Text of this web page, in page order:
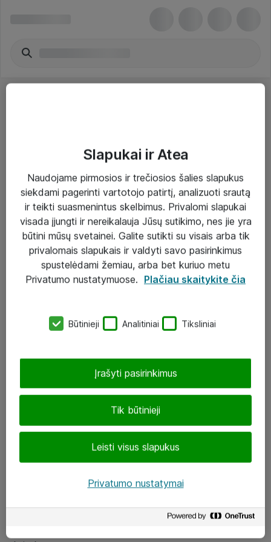
Paslaugos
Sprendimai
Įgyvendinti projektai
Atea ekspertų patarimai verslui
eShop@atea.lt
LinkedIn
Slapukai ir Atea
Naudojame pirmosios ir trečiosios šalies slapukus
siekdami pagerinti vartotojo patirtį, analizuoti srautą
ir teikti suasmenintus skelbimus. Privalomi slapukai
visada įjungti ir nereikalauja Jūsų sutikimo, nes jie yra
būtini mūsų svetainei. Galite sutikti su visais arba tik
privalomais slapukais ir valdyti savo pasirinkimus
spustelėdami žemiau, arba bet kuriuo metu
Privatumo nustatymuose. Plačiau skaitykite čia
Būtinieji Analitiniai Tiksliniai
Tik būtinieji
Leisti visus slapukus
Įrašyti pasirinkimus
Privatumo nustatymai